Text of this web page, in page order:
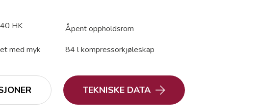
HK
Åpent oppholdsrom
med myk
84 l kompressorkjøleskap
TEKNISKE DATA